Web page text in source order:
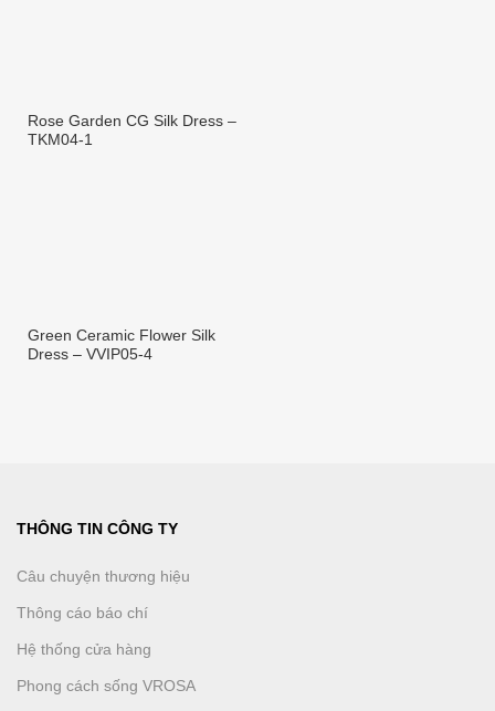
Rose Garden CG Silk Dress –
TKM04-1
Green Ceramic Flower Silk
Dress – VVIP05-4
THÔNG TIN CÔNG TY
Câu chuyện thương hiệu
Thông cáo báo chí
Hệ thống cửa hàng
Phong cách sống VROSA